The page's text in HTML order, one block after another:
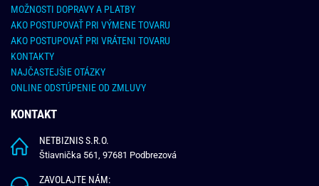
MOŽNOSTI DOPRAVY A PLATBY
AKO POSTUPOVAŤ PRI VÝMENE TOVARU
AKO POSTUPOVAŤ PRI VRÁTENI TOVARU
KONTAKTY
NAJČASTEJŠIE OTÁZKY
ONLINE ODSTÚPENIE OD ZMLUVY
KONTAKT
NETBIZNIS S.R.O.
Štiavnička 561, 97681 Podbrezová
ZAVOLAJTE NÁM: